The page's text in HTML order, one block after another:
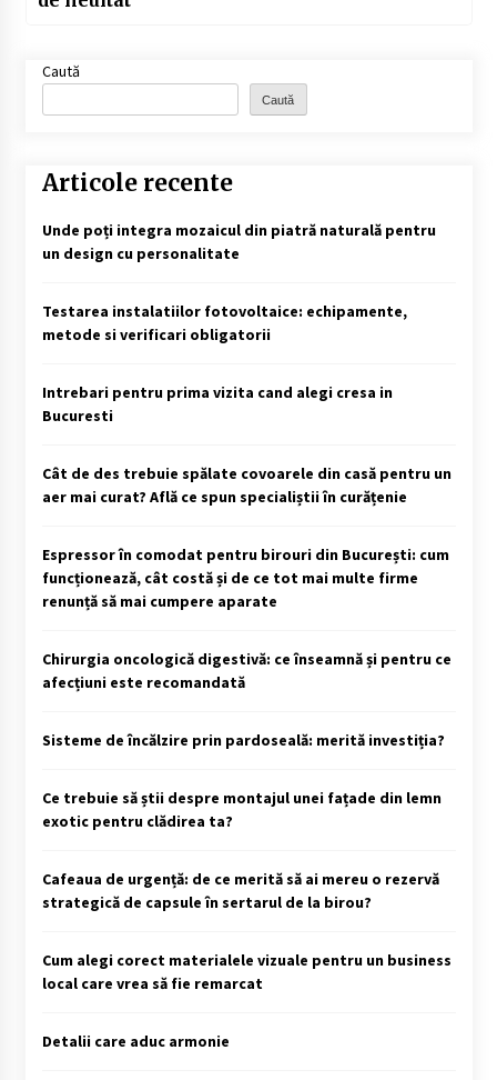
Caută
Caută
Articole recente
Unde poți integra mozaicul din piatră naturală pentru
un design cu personalitate
Testarea instalatiilor fotovoltaice: echipamente,
metode si verificari obligatorii
Intrebari pentru prima vizita cand alegi cresa in
Bucuresti
Cât de des trebuie spălate covoarele din casă pentru un
aer mai curat? Află ce spun specialiștii în curățenie
Espressor în comodat pentru birouri din București: cum
funcționează, cât costă și de ce tot mai multe firme
renunță să mai cumpere aparate
Chirurgia oncologică digestivă: ce înseamnă și pentru ce
afecțiuni este recomandată
Sisteme de încălzire prin pardoseală: merită investiția?
Ce trebuie să știi despre montajul unei fațade din lemn
exotic pentru clădirea ta?
Cafeaua de urgență: de ce merită să ai mereu o rezervă
strategică de capsule în sertarul de la birou?
Cum alegi corect materialele vizuale pentru un business
local care vrea să fie remarcat
Detalii care aduc armonie